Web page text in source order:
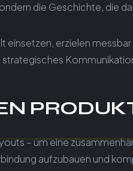
die Geschichte, die
einsetzen, erzielen
– um eine
aufzubauen und